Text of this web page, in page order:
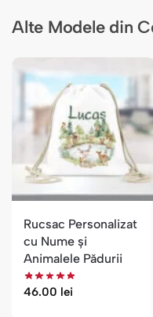
Alte Modele din
Rucsac Personalizat
cu Nume și
Animalele Pădurii
46.00 lei